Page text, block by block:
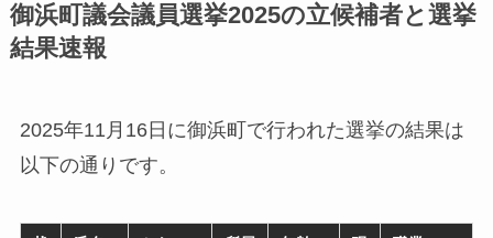
御浜町議会議員選挙2025の立候補者と選挙
結果速報
2025年11月16日に御浜町で行われた選挙の結果は
以下の通りです。